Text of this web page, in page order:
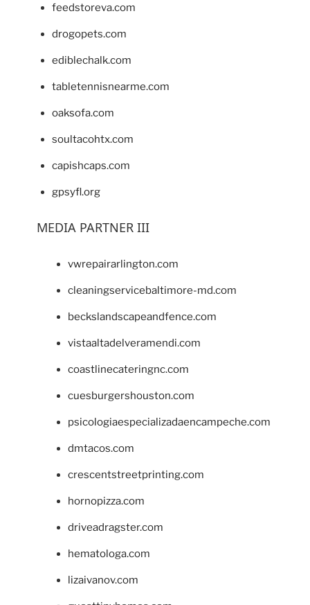
feedstoreva.com
drogopets.com
ediblechalk.com
tabletennisnearme.com
oaksofa.com
soultacohtx.com
capishcaps.com
gpsyfl.org
MEDIA PARTNER III
vwrepairarlington.com
cleaningservicebaltimore-md.com
beckslandscapeandfence.com
vistaaltadelveramendi.com
coastlinecateringnc.com
cuesburgershouston.com
psicologiaespecializadaencampeche.com
dmtacos.com
crescentstreetprinting.com
hornopizza.com
driveadragster.com
hematologa.com
lizaivanov.com